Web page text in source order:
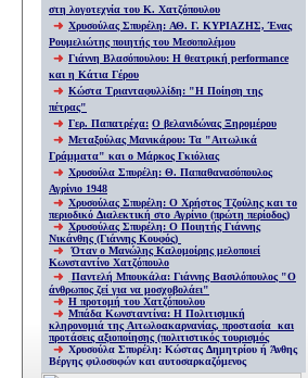
στη λογοτεχνία του Κ. Χατζόπουλου
Χρυσούλας Σπυρέλη: ΑΘ. Γ. ΚΥΡΙΑΖΗΣ, Ένας
Ρουμελιώτης ποιητής του Μεσοπολέμου
Γιάννη Βλασόπουλου: Η θεατρική performance
και η Κάτια Γέρου
Κώστα Τριανταφυλλίδη: "Η Ποίηση της
πέτρας"
Γερ. Παπατρέχα: Ο βελανιδώνας Ξηρομέρου
Μεταξούλας Μανικάρου: Τα "Αιτωλικά
Γράμματα" και ο Μάρκος Γκιόλιας
Χρυσούλα Σπυρέλη: Θ. Παπαθανασόπουλος
Αγρίνιο 1948
Χρυσούλας Σπυρέλη: Ο Χρήστος Τζούλης και το
περιοδικό Διαλεκτική στο Αγρίνιο (πρώτη περίοδος)
Χρυσούλας Σπυρέλη: Ο Ποιητής Γιάννης
Νικάνθης (Γιάννης Κουφός)
Όταν ο Μανώλης Καλομοίρης μελοποιεί
Κωνσταντίνο Χατζόπουλο
Παντελή Μπουκάλα: Γιάννης Βασιλόπουλος "Ο
άνθρωπος ζεί για να μοσχοβολάει"
Η προτομή του Χατζόπουλου
Μπάδα Κωνσταντίνα: Η Πολιτισμική
κληρονομιά της Αιτωλοακαρνανίας, προστασία και
προτάσεις αξιοποίησης (πολιτιστικός τουρισμός
Χρυσούλα Σπυρέλη: Κώστας Δημητρίου ή Άνθης
Βέργης φιλοσοφών και αυτοσαρκαζόμενος